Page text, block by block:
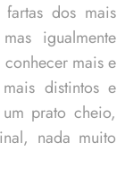
dos mais
igualmente
mais e
distintos e
prato cheio,
nada muito